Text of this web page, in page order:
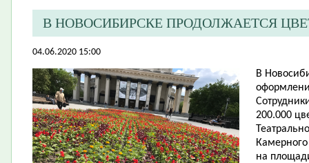
В НОВОСИБИРСКЕ ПРОДОЛЖАЕТСЯ
04.06.2020 15:00
В
200.000
на